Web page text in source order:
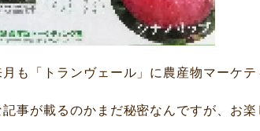
も「トランヴェール」に農産物マーケ
記事が載るのかまだ秘密なんですが、お楽